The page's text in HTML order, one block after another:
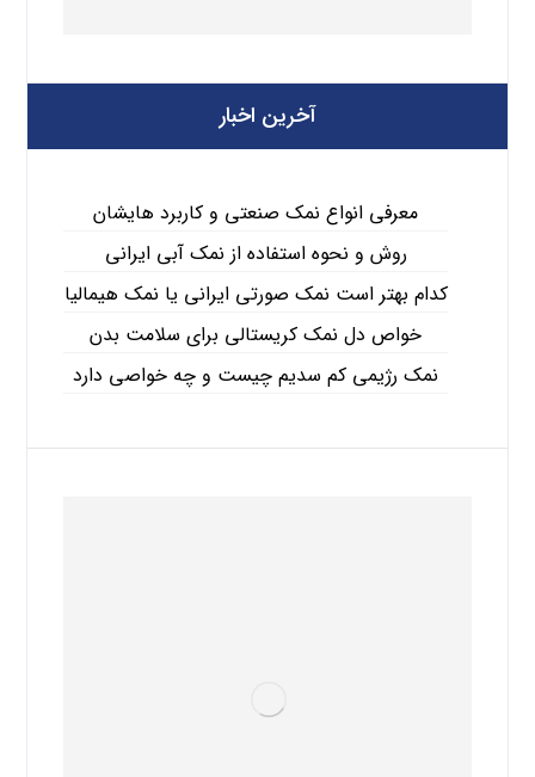
آخرین اخبار
معرفی انواع نمک صنعتی و کاربرد هایشان
روش و نحوه استفاده از نمک آبی ایرانی
کدام بهتر است نمک صورتی ایرانی یا نمک هیمالیا
خواص دل نمک کریستالی برای سلامت بدن
نمک رژیمی کم سدیم چیست و چه خواصی دارد